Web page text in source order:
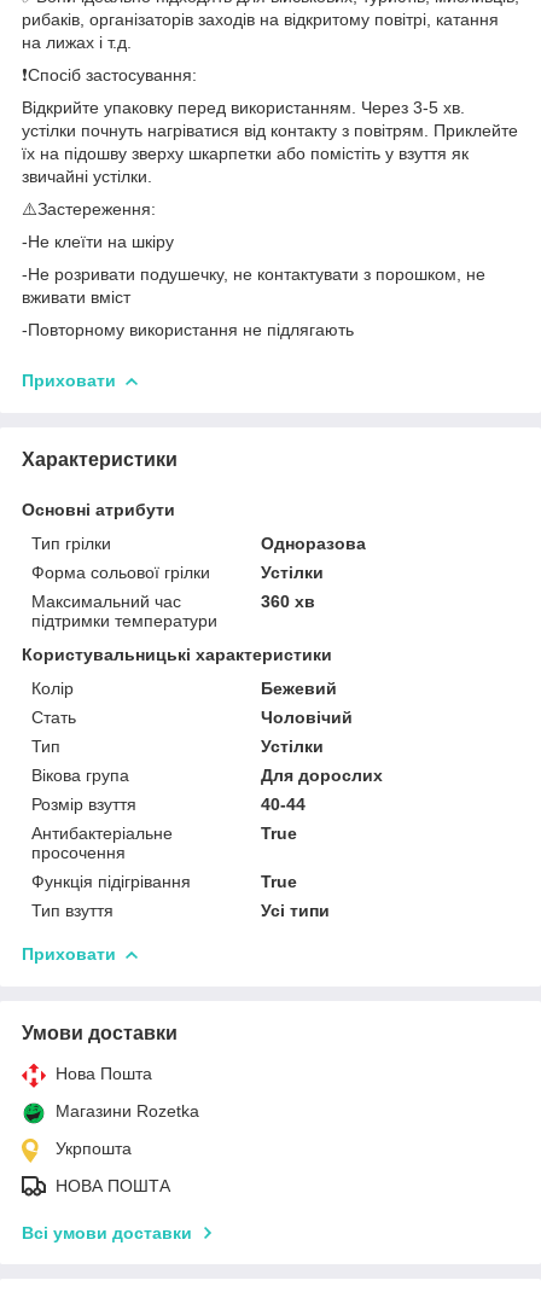
рибаків, організаторів заходів на відкритому повітрі, катання
на лижах і т.д.
❗️Спосіб застосування:
Відкрийте упаковку перед використанням. Через 3-5 хв.
устілки почнуть нагріватися від контакту з повітрям. Приклейте
їх на підошву зверху шкарпетки або помістіть у взуття як
звичайні устілки.
⚠️Застереження:
-Не клеїти на шкіру
-Не розривати подушечку, не контактувати з порошком, не
вживати вміст
-Повторному використання не підлягають
Приховати
Характеристики
Основні атрибути
Тип грілки
Одноразова
Форма сольової грілки
Устілки
Максимальний час
підтримки температури
360 хв
Користувальницькі характеристики
Колір
Бежевий
Стать
Чоловічий
Тип
Устілки
Вікова група
Для дорослих
Розмір взуття
40-44
Антибактеріальне
просочення
True
Функція підігрівання
True
Тип взуття
Усі типи
Приховати
Умови доставки
Нова Пошта
Магазини Rozetka
Укрпошта
НОВА ПОШТА
Всі умови доставки